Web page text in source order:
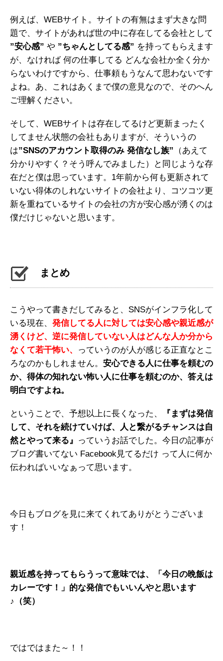
例えば、WEBサイト。サイトの有無はまず大きな問
題で、サイトがあれば世の中に存在してる会社として
”安心感” や ”ちゃんとしてる感” を持ってもらえます
が、なければ 何の仕事してる どんな会社か全く分か
らないわけですから、仕事頼もうなんて思わないです
よね。あ、これはあくまで僕の意見なので、そのへん
ご理解ください。
そして、WEBサイトは存在してるけど更新まったく
してません状態の会社もありますが、そういうの
は”SNSのアカウント取得のみ 発信なし族” （あえて
分かりやすく？そう呼んでみました）と同じような存
在だと僕は思っています。1年前から何も更新されて
いない得体のしれないサイトの会社より、コツコツ更
新を重ねているサイトの会社の方が安心感が湧くのは
僕だけじゃないと思います。
まとめ
こうやって書きだしてみると、SNSがインフラ化して
いる現在、 発信してる人に対しては安心感や親近感が
湧くけど、逆に発信していない人はどんな人か分から
なくて若干怖い、
っていうのが人が感じる正直なとこ
ろなのかもしれません。 安心できる人に仕事を頼むの
か、得体の知れない怖い人に仕事を頼むのか、答えは
明白ですよね。
ということで、予想以上に長くなった、
『まずは発信
して、それを続けていけば、人と繋がるチャンスは自
然とやって来る』 っていうお話でした。今日の記事が
ブログ書いてない Facebook見てるだけ って人に何か
伝わればいいなぁって思います。
今日もブログを見に来てくれてありがとうございま
す！
親近感を持ってもらうって意味では、「今日の晩飯は
カレーです！」的な発信でもいいんやと思います
♪（笑）
ではではまた～！！